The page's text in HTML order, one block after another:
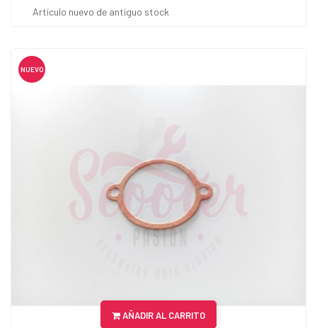
Artículo nuevo de antiguo stock
NUEVO
AÑADIR AL CARRITO